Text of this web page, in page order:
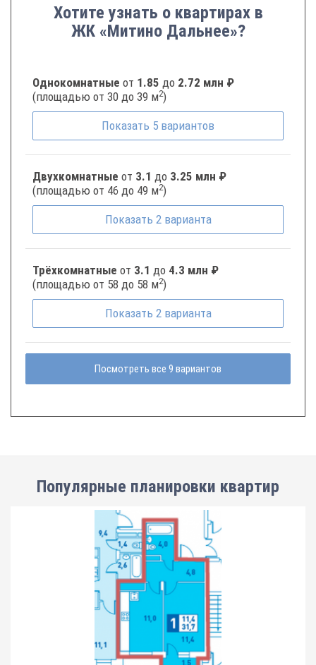
Хотите узнать о квартирах в
ЖК «Митино Дальнее»?
Однокомнатные от 1.85 до 2.72 млн ₽
(площадью от 30 до 39 м2)
Показать 5 вариантов
Двухкомнатные от 3.1 до 3.25 млн ₽
(площадью от 46 до 49 м2)
Показать 2 варианта
Трёхкомнатные от 3.1 до 4.3 млн ₽
(площадью от 58 до 58 м2)
Показать 2 варианта
Посмотреть все 9 вариантов
Популярные планировки квартир